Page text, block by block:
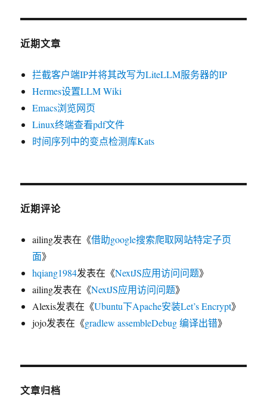
近期文章
拦截客户端IP并将其改写为LiteLLM服务器的IP
Hermes设置LLM Wiki
Emacs浏览网页
Linux终端查看pdf文件
时间序列中的变点检测库Kats
近期评论
ailing发表在《借助google搜索爬取网站特定子页
面》
hqiang1984发表在《NextJS应用访问问题》
ailing发表在《NextJS应用访问问题》
Alexis发表在《Ubuntu下Apache安装Let’s Encrypt》
jojo发表在《gradlew assembleDebug 编译出错》
文章归档